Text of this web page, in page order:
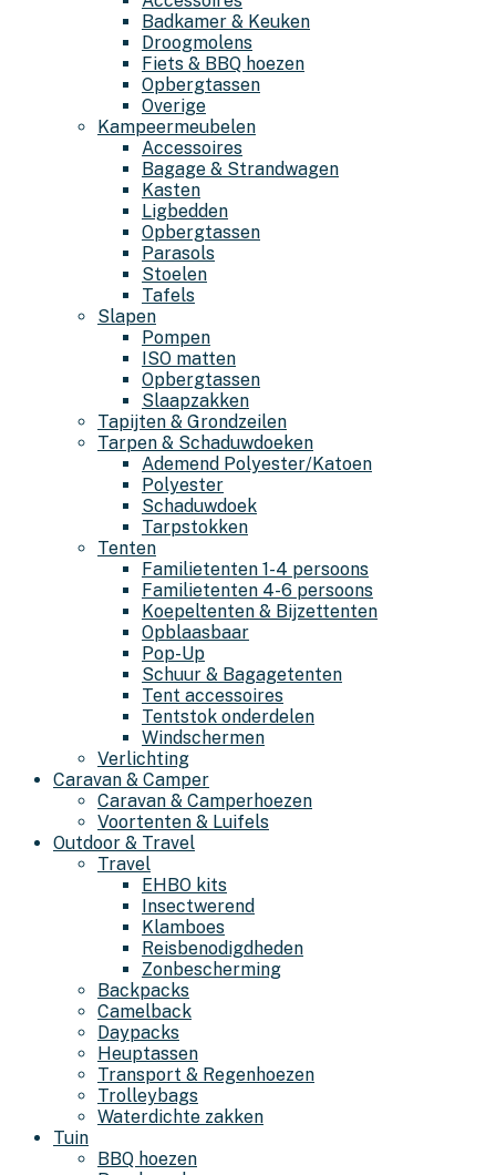
Badkamer & Keuken
Droogmolens
Fiets & BBQ hoezen
Opbergtassen
Overige
Kampeermeubelen
Accessoires
Bagage & Strandwagen
Kasten
Ligbedden
Opbergtassen
Parasols
Stoelen
Tafels
Slapen
Pompen
ISO matten
Opbergtassen
Slaapzakken
Tapijten & Grondzeilen
Tarpen & Schaduwdoeken
Ademend Polyester/Katoen
Polyester
Schaduwdoek
Tarpstokken
Tenten
Familietenten 1-4 persoons
Familietenten 4-6 persoons
Koepeltenten & Bijzettenten
Opblaasbaar
Pop-Up
Schuur & Bagagetenten
Tent accessoires
Tentstok onderdelen
Windschermen
Verlichting
Caravan & Camper
Caravan & Camperhoezen
Voortenten & Luifels
Outdoor & Travel
Travel
EHBO kits
Insectwerend
Klamboes
Reisbenodigdheden
Zonbescherming
Backpacks
Camelback
Daypacks
Heuptassen
Transport & Regenhoezen
Trolleybags
Waterdichte zakken
Tuin
BBQ hoezen